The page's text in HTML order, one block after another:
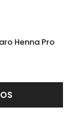
Henna Pro